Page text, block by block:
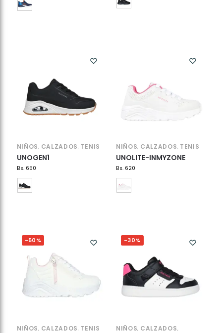
NIÑOS, CALZADOS, TENIS
UNOGEN1
Bs.650
NIÑOS, CALZADOS, TENIS
UNOLITE-INMYZONE
Bs.620
-50%
NIÑOS, CALZADOS, TENIS
-30%
NIÑOS, CALZADOS,